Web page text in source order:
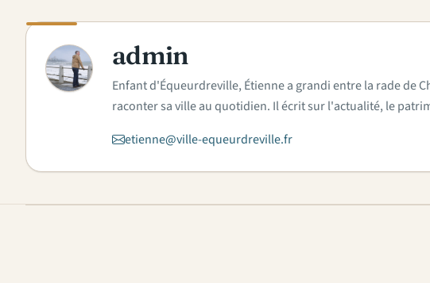
A admin
Enfant d'Équeurdreville, Étienne a grandi entre la rade de
raconter sa ville au quotidien. Il écrit sur l'actualité, le
etienne@ville-equeurdreville.fr